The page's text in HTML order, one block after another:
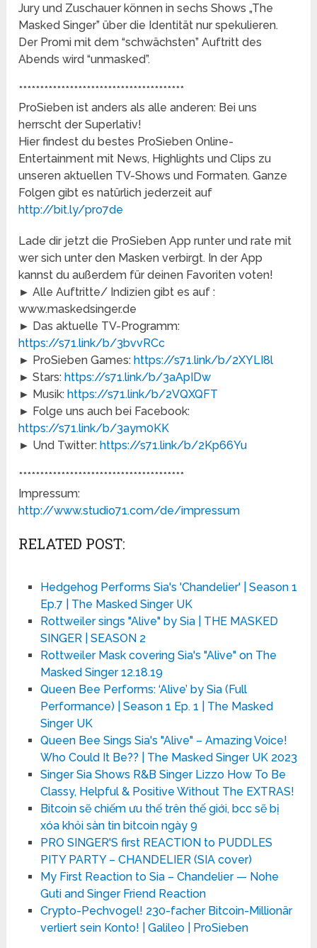
Jury und Zuschauer können in sechs Shows „The
Masked Singer” über die Identität nur spekulieren.
Der Promi mit dem “schwächsten” Auftritt des
Abends wird “unmasked”.
***************************************
ProSieben ist anders als alle anderen: Bei uns
herrscht der Superlativ!
Hier findest du bestes ProSieben Online-
Entertainment mit News, Highlights und Clips zu
unseren aktuellen TV-Shows und Formaten. Ganze
Folgen gibt es natürlich jederzeit auf
http://bit.ly/pro7de
Lade dir jetzt die ProSieben App runter und rate mit
wer sich unter den Masken verbirgt. In der App
kannst du außerdem für deinen Favoriten voten!
► Alle Auftritte/ Indizien gibt es auf :
www.maskedsinger.de
► Das aktuelle TV-Programm:
https://s71.link/b/3bvvRCc
► ProSieben Games:https://s71.link/b/2XYLI8l
► Stars:https://s71.link/b/3aApIDw
► Musik:https://s71.link/b/2VQXQFT
► Folge uns auch bei Facebook:
https://s71.link/b/3aym0KK
► Und Twitter:https://s71.link/b/2Kp66Yu
***************************************
Impressum:
http://www.studio71.com/de/impressum
RELATED POST:
Hedgehog Performs Sia's 'Chandelier' | Season 1
Ep.7 | The Masked Singer UK
Rottweiler sings "Alive" by Sia | THE MASKED
SINGER | SEASON 2
Rottweiler Mask covering Sia's "Alive" on The
Masked Singer 12.18.19
Queen Bee Performs: ‘Alive’ by Sia (Full
Performance) | Season 1 Ep. 1 | The Masked
Singer UK
Queen Bee Sings Sia's "Alive" – Amazing Voice!
Who Could It Be?? | The Masked Singer UK 2023
Singer Sia Shows R&B Singer Lizzo How To Be
Classy, Helpful & Positive Without The EXTRAS!
Bitcoin sẽ chiếm ưu thế trên thế giới, bcc sẽ bị
xóa khỏi sàn tin bitcoin ngày 9
PRO SINGER'S first REACTION to PUDDLES
PITY PARTY – CHANDELIER (SIA cover)
My First Reaction to Sia – Chandelier — Nohe
Guti and Singer Friend Reaction
Crypto-Pechvogel! 230-facher Bitcoin-Millionär
verliert sein Konto! | Galileo | ProSieben